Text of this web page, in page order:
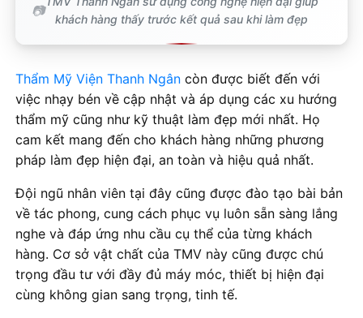
khách hàng thấy trước kết quả sau khi làm đẹp
Thẩm Mỹ Viện Thanh Ngân còn được biết đến với
việc nhạy bén về cập nhật và áp dụng các xu hướng
thẩm mỹ cũng như kỹ thuật làm đẹp mới nhất. Họ
cam kết mang đến cho khách hàng những phương
pháp làm đẹp hiện đại, an toàn và hiệu quả nhất.
Đội ngũ nhân viên tại đây cũng được đào tạo bài bản
về tác phong, cung cách phục vụ luôn sẵn sàng lắng
nghe và đáp ứng nhu cầu cụ thể của từng khách
hàng. Cơ sở vật chất của TMV này cũng được chú
trọng đầu tư với đầy đủ máy móc, thiết bị hiện đại
cùng không gian sang trọng, tinh tế.